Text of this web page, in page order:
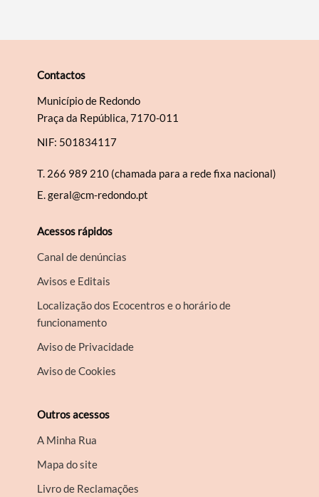
Contactos
Município de Redondo
Praça da República, 7170-011
NIF: 501834117
T. 266 989 210 (chamada para a rede fixa nacional)
E.geral@cm-redondo.pt
Acessos rápidos
Canal de denúncias
Avisos e Editais
Localização dos Ecocentros e o horário de
funcionamento
Aviso de Privacidade
Aviso de Cookies
Outros acessos
A Minha Rua
Mapa do site
Livro de Reclamações